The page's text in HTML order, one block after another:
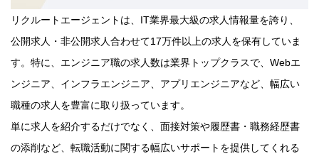
リクルートエージェントは、IT業界最大級の求人情報量を誇り、
公開求人・非公開求人合わせて17万件以上の求人を保有していま
す。特に、エンジニア職の求人数は業界トップクラスで、Webエ
ンジニア、インフラエンジニア、アプリエンジニアなど、幅広い
職種の求人を豊富に取り扱っています。
単に求人を紹介するだけでなく、面接対策や履歴書・職務経歴書
の添削など、転職活動に関する幅広いサポートを提供してくれる